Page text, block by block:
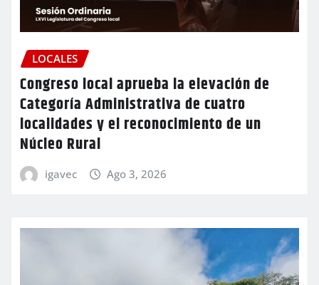
LOCALES
Congreso local aprueba la elevación de
Categoría Administrativa de cuatro
localidades y el reconocimiento de un
Núcleo Rural
igavec Ago 3, 2026